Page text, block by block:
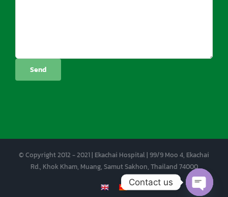
© Copyright 2012 - 2021 | Ekachai Hospital | 99/9 Moo 4, Ekachai
Rd., Khok Kham, Muang, Samut Sakhon, Thailand 74000
EN CNContact us